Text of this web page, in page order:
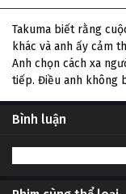
Takuma biết rằng
khác và anh ấy cảm
Anh chọn cách xa
tiếp. Điều anh không
Bình luận